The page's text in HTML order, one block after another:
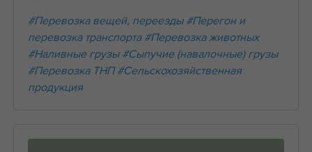
#Перевозка вещей, переезды #Перегон и
перевозка транспорта #Перевозка животных
#Наливные грузы #Сыпучие (навалочные) грузы
#Перевозка ТНП #Сельскохозяйственная
продукция